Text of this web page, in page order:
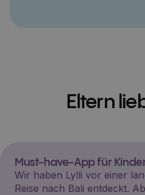
Eltern
Must-have-App für
Wir haben Lylli vor einer
Reise nach Bali entdeckt.